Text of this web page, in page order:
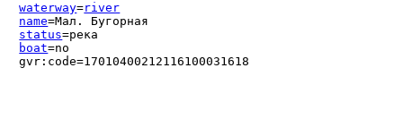
waterway=river
name=Мал. Бугорная
status=река
boat=no
gvr:code=17010400212116100031618